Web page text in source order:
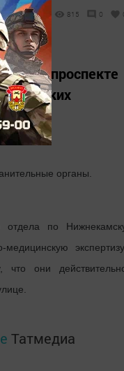
815 0
на проспекте
органы.
по
экспертизу,
что они
Татмедиа